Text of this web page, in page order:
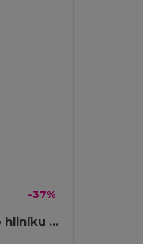
-37%
Láhev z recyklovaného hliníku s karabinou 530 ml